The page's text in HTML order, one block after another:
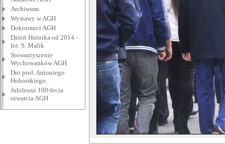
Archiwum
Wystawy w AGH
Doktoranci AGH
Dzień Hutnika od 2014 -
fot. S. Malik
Stowarzyszenie
Wychowanków AGH
Dni prof. Antoniego
Hoborskiego
Jubileusz 100-lecia
otwarcia AGH